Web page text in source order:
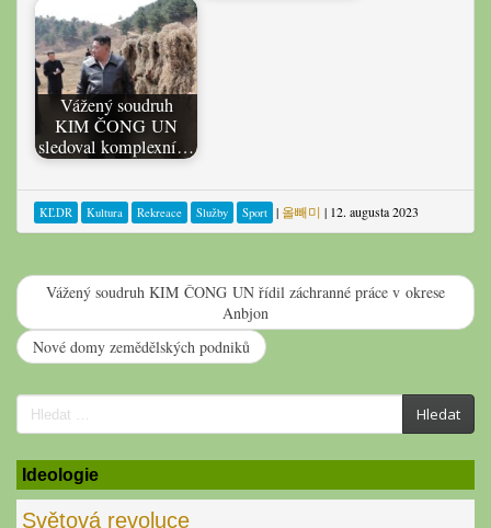
Vážený soudruh
KIM ČONG UN
sledoval komplexní…
KĽDR Kultura Rekreace Služby Sport | 올빼미 | 12. augusta 2023
Vážený soudruh KIM ČONG UN řídil záchranné práce v okrese
Anbjon
Nové domy zemědělských podniků
Search
for:
Hledat
Ideologie
Světová revoluce